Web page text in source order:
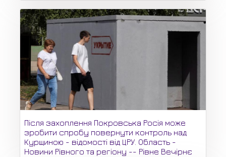
Після захоплення Покровська Росія може
зробити спробу повернути контроль над
Курщиною - відомості від ЦРУ. Область -
Новини Рівного та регіону -- Рівне Вечірнє